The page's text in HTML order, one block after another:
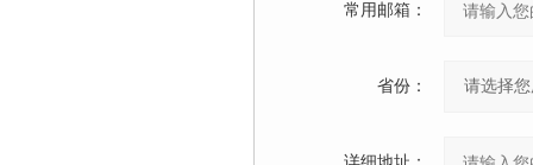
常用邮箱：
省份：